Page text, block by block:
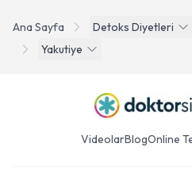
Ana Sayfa Detoks Diyetleri
Yakutiye
VideolarBlogOnline